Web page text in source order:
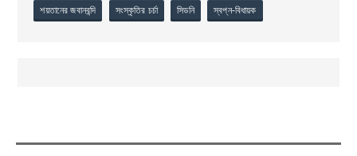
শয়তানের জবানবন্দি সংস্কৃতির চর্চা সিডনি স্বপ্ন-বিধায়ক